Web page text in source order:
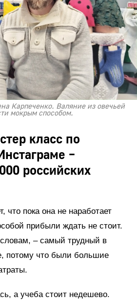
Карпеченко. Валяние из овечьей
мокрым способом.
класс по
–
российских
пока она не наработает
прибыли ждать не стоит.
– самый трудный в
потому что были большие
а учеба стоит недешево.